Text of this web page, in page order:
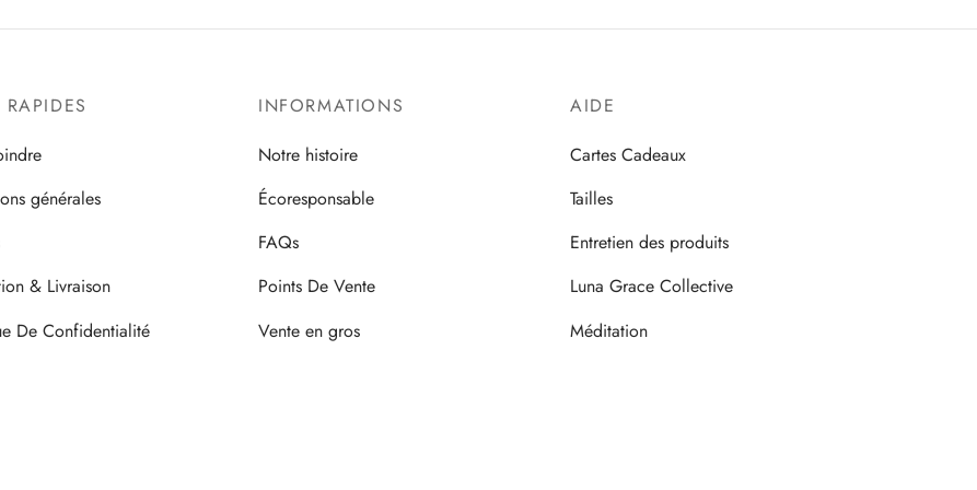
générales
& Livraison
De Confidentialité
INFORMATIONS
Notre histoire
Écoresponsable
FAQs
Points De Vente
Vente en gros
AIDE
Cartes Cadeaux
Tailles
Entretien des produits
Luna Grace Collective
Méditation